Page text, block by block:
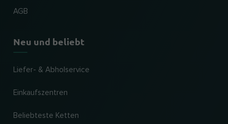
AGB
Neu und beliebt
Liefer- & Abholservice
Einkaufszentren
Beliebteste Ketten